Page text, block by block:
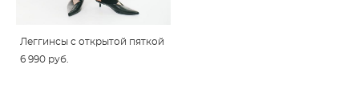
Леггинсы с открытой пяткой
6 990 pуб.